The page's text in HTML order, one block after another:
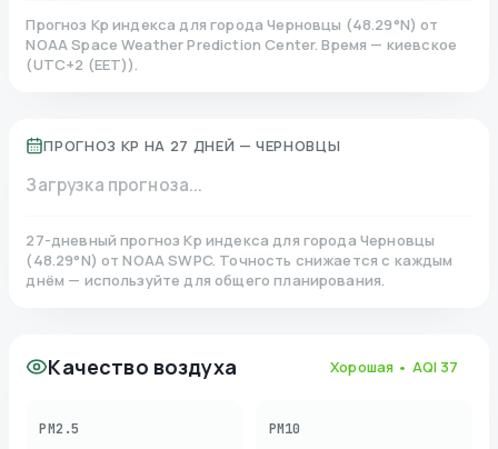
Прогноз Kp индекса для города Черновцы (48.29°N)от
NOAA Space Weather Prediction Center. Время — киевское
(UTC+2 (EET)).
ПРОГНОЗ KP НА 27 ДНЕЙ — ЧЕРНОВЦЫ
Загрузка прогноза...
27-дневный прогноз Kp индекса для города Черновцы
(48.29°N)от NOAA SWPC. Точность снижается с каждым
днём — используйте для общего планирования.
Качество воздуха Хорошая • AQI 37
PM2.5 PM10